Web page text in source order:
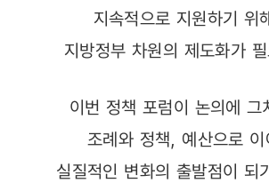
지속적으로 지원하기 위
지방정부 차원의 제도화가
이번 정책 포럼이 논의에 그
조례와 정책, 예산으로 이
실질적인 변화의 출발점이 되